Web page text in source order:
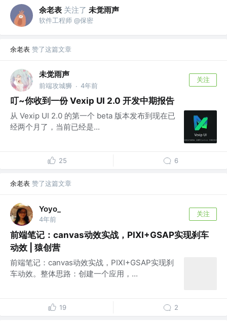
余老表 关注了 未觉雨声
软件工程师 @保密
余老表 赞了这篇文章
未觉雨声
前端攻城狮 · 4年前
关注
叮~你收到一份 Vexip UI 2.0 开发中期报告
从 Vexip UI 2.0 的第一个 beta 版本发布到现在已
经两个月了，当前已经是...
25 6
余老表 赞了这篇文章
Yoyo_
4年前
关注
前端笔记：canvas动效实战，PIXI+GSAP实现刹车
动效 | 猿创营
前端笔记：canvas动效实战，PIXI+GSAP实现刹
车动效。整体思路：创建一个应用，...
19 2